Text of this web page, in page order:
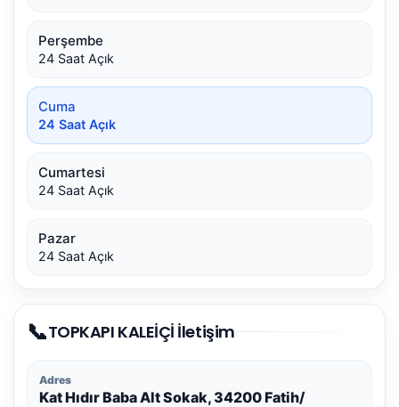
Perşembe
24 Saat Açık
Cuma
24 Saat Açık
Cumartesi
24 Saat Açık
Pazar
24 Saat Açık
📞TOPKAPI KALEİÇİ İletişim
Adres
Kat Hıdır Baba Alt Sokak, 34200 Fatih/